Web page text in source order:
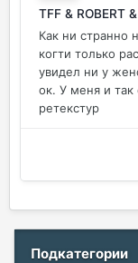
TFF & ROBERT
Как ни странно
когти только
увидел ни у
ок. У меня и так
ретекстур
Подкатегории